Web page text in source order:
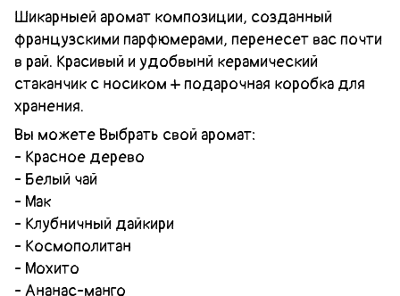
Шикарныей аромат композиции, созданный
французскими парфюмерами, перенесет вас почти
в рай. Красивый и удобвынй керамический
стаканчик с носиком + подарочная коробка для
хранения.
Вы можете Выбрать свой аромат:
- Красное дерево
- Белый чай
- Мак
- Клубничный дайкири
- Космополитан
- Мохито
- Ананас-манго